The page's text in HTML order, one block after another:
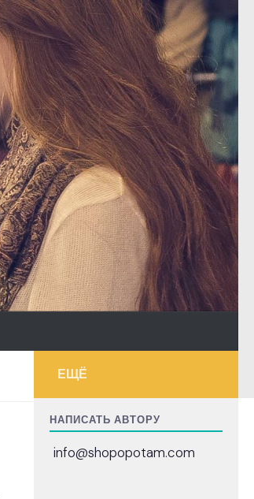
ЕЩЁ
НАПИСАТЬ АВТОРУ
info@shopopotam.com